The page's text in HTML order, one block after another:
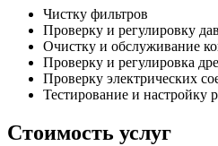
Чистку фильтров
Проверку и регулировку
Очистку и обслуживание
Проверку и регулировка
Проверку электрических
Тестирование и настройку
Стоимость услуг